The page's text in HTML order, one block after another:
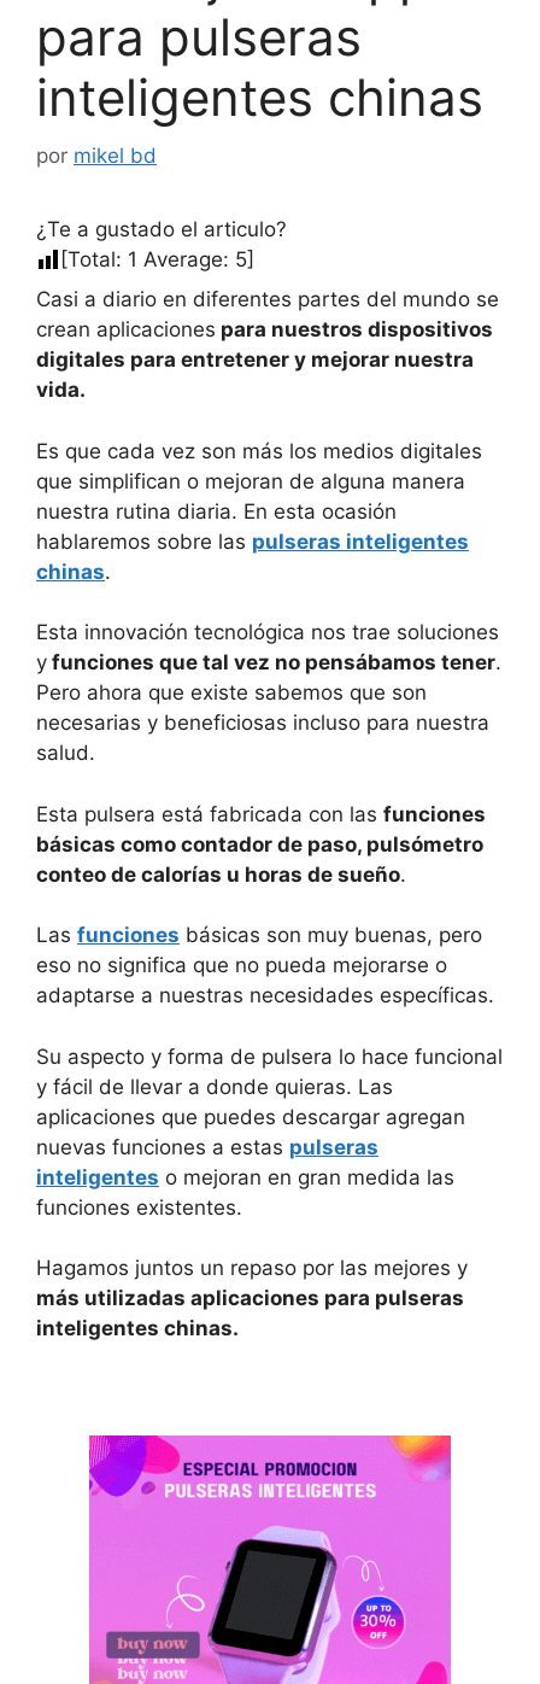
para pulseras
inteligentes chinas
por mikel bd
¿Te a gustado el articulo?
[Total: 1 Average: 5]
Casi a diario en diferentes partes del mundo se
crean aplicaciones para nuestros dispositivos
digitales para entretener y mejorar nuestra
vida.
Es que cada vez son más los medios digitales
que simplifican o mejoran de alguna manera
nuestra rutina diaria. En esta ocasión
hablaremos sobre las pulseras inteligentes
chinas.
Esta innovación tecnológica nos trae soluciones
y funciones que tal vez no pensábamos tener.
Pero ahora que existe sabemos que son
necesarias y beneficiosas incluso para nuestra
salud.
Esta pulsera está fabricada con las funciones
básicas como contador de paso, pulsómetro
conteo de calorías u horas de sueño.
Las funciones básicas son muy buenas, pero
eso no significa que no pueda mejorarse o
adaptarse a nuestras necesidades específicas.
Su aspecto y forma de pulsera lo hace funcional
y fácil de llevar a donde quieras. Las
aplicaciones que puedes descargar agregan
nuevas funciones a estas pulseras
inteligentes o mejoran en gran medida las
funciones existentes.
Hagamos juntos un repaso por las mejores y
más utilizadas aplicaciones para pulseras
inteligentes chinas.